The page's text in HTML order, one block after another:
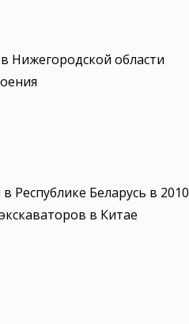
Нижегородской области
Республике Беларусь в
в Китае